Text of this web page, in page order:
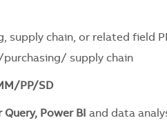
supply chain, or related field
supply chain
PP/SD
Power BI and data